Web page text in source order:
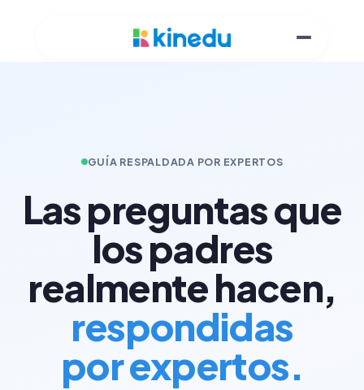
GUÍA RESPALDADA POR EXPERTOS
Las preguntas que
los padres
realmente hacen,
respondidas
por expertos.